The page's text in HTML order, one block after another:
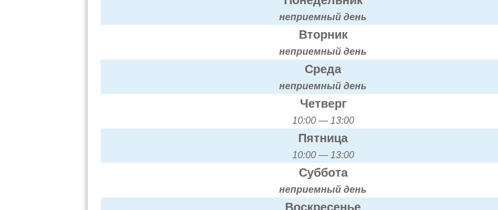
неприемный день
Вторник
неприемный день
Среда
неприемный день
Четверг
10:00 — 13:00
Пятница
10:00 — 13:00
Суббота
неприемный день
Воскресенье